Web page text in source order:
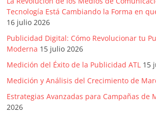
Tecnología Está Cambiando la Forma en
16 julio 2026
Publicidad Digital: Cómo Revolucionar tu
Moderna 15 julio 2026
Medición del Éxito de la Publicidad ATL 15
Medición y Análisis del Crecimiento de
Estrategias Avanzadas para Campañas de
2026